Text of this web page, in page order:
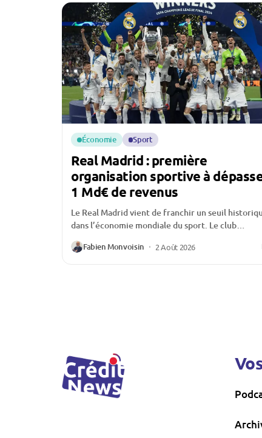
Économie Sport
Real Madrid : première
organisation sportive à
1 Md€ de revenus
Le Real Madrid vient de franchir un seuil
dans l’économie mondiale du sport. Le club
madrilène a annoncé avoir dépassé le milliard...
Fabien Monvoisin 2 Août 2026